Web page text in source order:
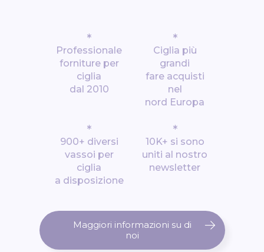
*
Professionale
forniture per
ciglia
dal 2010
*
Ciglia più
grandi
fare acquisti
nel
nord Europa
*
900+ diversi
vassoi per
ciglia
a disposizione
*
10K+ si sono
uniti al nostro
newsletter
Maggiori informazioni su di
noi